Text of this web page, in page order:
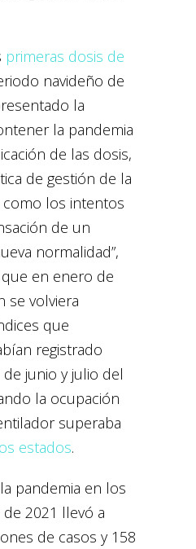
primeras dosis de
navideño de
la
la pandemia
de las dosis,
de gestión de la
como los intentos
de un
normalidad”,
en enero de
se volviera
que
registrado
junio y julio del
la ocupación
superaba
estados.
pandemia en los
2021 llevó a
de casos y 158